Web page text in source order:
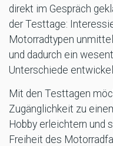
direkt im Gespräch
der Testtage:
Motorradtypen
und dadurch ein
Unterschiede
Mit den Testtagen
Zugänglichkeit zu
Hobby erleichtern und
Freiheit des